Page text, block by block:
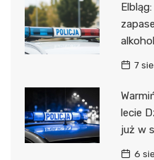
7
lecie
już w
6